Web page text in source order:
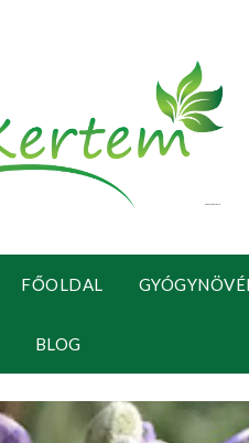
FŐOLDAL
BLOG